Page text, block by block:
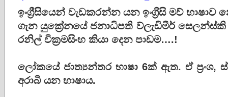
ඉංග්‍රීසියෙන් වැඩකරන්න යන ඉංග්‍රීසි මව්
ගැන යුක්‍රේනයේ ජනාධිපති ව්ලැඩිමීර් සෙලන්ස්කි
රනිල් වික්‍රමසිංහ කියා දෙන පාඩම….!
ලෝකයේ ජාත්‍යන්තර භාෂා 6ක් ඇත. ඒ ප්‍රංශ,
අරාබි යන භාෂාය.